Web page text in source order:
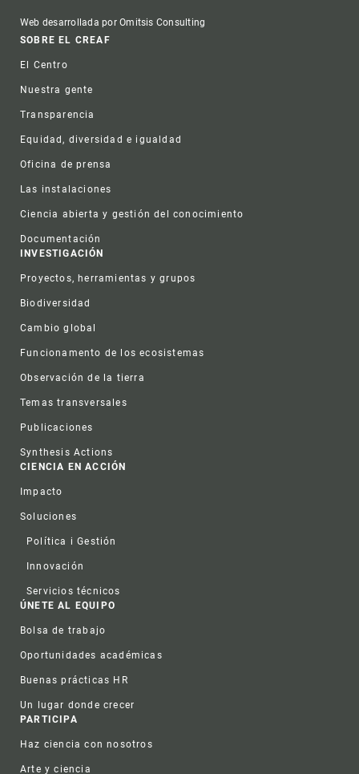
Web desarrollada por Omitsis Consulting
Footer
SOBRE EL CREAF
El Centro
Nuestra gente
Transparencia
Equidad, diversidad e igualdad
Oficina de prensa
Las instalaciones
Ciencia abierta y gestión del conocimiento
Documentación
INVESTIGACIÓN
Proyectos, herramientas y grupos
Biodiversidad
Cambio global
Funcionamento de los ecosistemas
Observación de la tierra
Temas transversales
Publicaciones
Synthesis Actions
CIENCIA EN ACCIÓN
Impacto
Soluciones
Política i Gestión
Innovación
Servicios técnicos
ÚNETE AL EQUIPO
Bolsa de trabajo
Oportunidades académicas
Buenas prácticas HR
Un lugar donde crecer
PARTICIPA
Haz ciencia con nosotros
Arte y ciencia